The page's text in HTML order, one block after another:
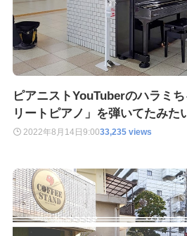
ピアニストYouTuberのハラミ
リートピアノ」を弾いてたみた
2022年8月14日9:0033,235 views